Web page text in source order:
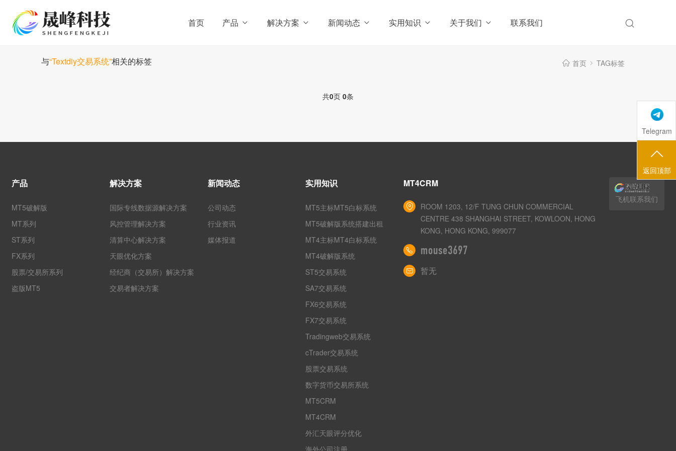
首页 产品 解决方案 新闻动态 实用知识 关于我们 联系我们
与“Textdiy交易系统”相关的标签 首页 TAG标签
共0页 0条
产品
MT5破解版
MT系列
ST系列
FX系列
股票/交易所系列
盗版MT5
解决方案
国际专线数据源解决方案
风控管理解决方案
清算中心解决方案
天眼优化方案
经纪商（交易所）解决方案
交易者解决方案
新闻动态
公司动态
行业资讯
媒体报道
实用知识
MT5主标MT5白标系统
MT5破解版系统搭建出租
MT4主标MT4白标系统
MT4破解版系统
ST5交易系统
SA7交易系统
FX6交易系统
FX7交易系统
Tradingweb交易系统
cTrader交易系统
股票交易系统
数字货币交易所系统
MT5CRM
MT4CRM
外汇天眼评分优化
海外公司注册
MT4CRM
ROOM 1203, 12/F TUNG CHUN COMMERCIAL
CENTRE 438 SHANGHAI STREET, KOWLOON, HONG
KONG, HONG KONG, 999077
mouse3697
暂无
飞机联系我们
Telegram
返回顶部